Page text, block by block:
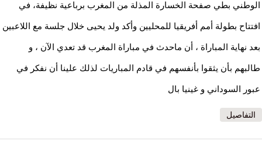
الوطني بطي صفحة الخسارة المذلة من المغرب برباعية نظيفة، في
افتتاح بطولة أمم أفريقيا للمحليين وأكد ولد يحيى خلال جلسة مع اللاعبين
بعد نهاية المباراة ، أن ماحدث في مباراة المغرب قد تعدي الآن ، و
طالبهم بأن يثقوا بأنفسهم في قادم المباريات لذلك علينا أن نفكر في
عبور السوداني و غينيا بال
التفاصيل